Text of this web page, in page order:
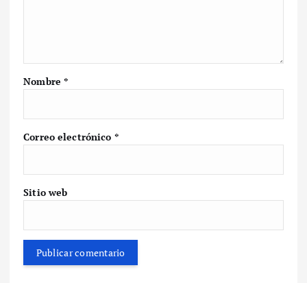
Nombre*
Correo electrónico *
Sitio web